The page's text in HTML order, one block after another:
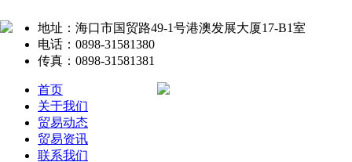
地址：海口市国贸路49-1号港澳发展大厦17-B1室
电话：0898-31581380
传真：0898-31581381
首页
关于我们
贸易动态
贸易资讯
联系我们